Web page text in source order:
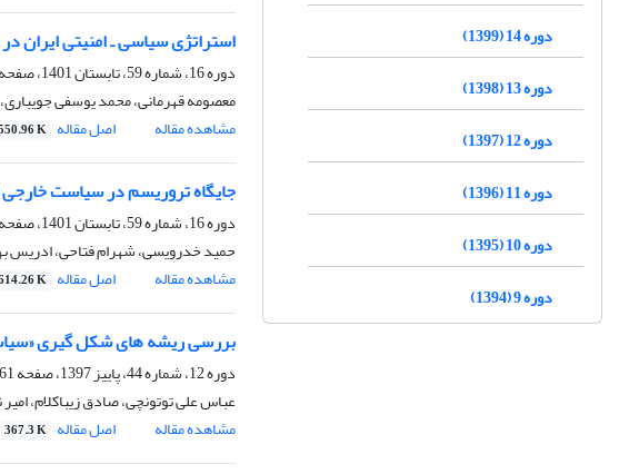
استراتژی سیاسی ـ امنیتی ایران در خلیج
دوره 16، شماره 59، تابستان 1401، صفحه
معصومه قهرمانی، محمد یوسفی
مشاهده مقاله
اصل مقاله K
جایگاه تروریسم در سیاست خارجی
دوره 16، شماره 59، تابستان 1401، صفحه
حمید خدرویسی، شهرام فتاحی، ادریس
مشاهده مقاله
اصل مقاله K
بررسی ریشه های شکل گیری
دوره 12، شماره 44، پاییز 1397، صفحه
61-78
عباس علی توتونچی، صادق زیباکلام، امیر
مشاهده مقاله
اصل مقاله 367.3 K
دوره 14 (1399)
دوره 13 (1398)
دوره 12 (1397)
دوره 11 (1396)
دوره 10 (1395)
دوره 9 (1394)